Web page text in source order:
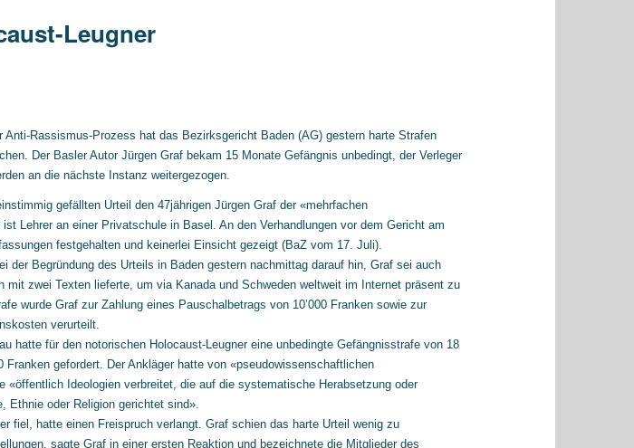
Leugner
Rassismus-Prozess hat das Bezirksgericht Baden (AG) gestern harte Strafen
Der Basler Autor Jürgen Graf bekam 15 Monate Gefängnis unbedingt, der Verleger
an die nächste Instanz weitergezogen.
gefällten Urteil den 47jährigen Jürgen Graf der «mehrfachen
Lehrer an einer Privatschule in Basel. An den Verhandlungen vor dem Gericht am
festgehalten und keinerlei Einsicht gezeigt (BaZ vom 17. Juli).
der Begründung des Urteils in Baden gestern nachmittag darauf hin, Graf sei auch
mit zwei Texten lieferte, um via Kanada und Schweden weltweit im Internet präsent zu
wurde Graf zur Zahlung eines Pauschalbetrags von 10’000 Franken sowie zur
verurteilt.
hatte für den notorischen Holocaust-Leugner eine unbedingte Gefängnisstrafe von 18
Franken gefordert. Der Ankläger hatte von «pseudowissenschaftlichen
«öffentlich Ideologien verbreitet, die auf die systematische Herabsetzung oder
Ethnie oder Religion gerichtet sind».
fiel, hatte einen Freispruch verlangt. Graf schien das harte Urteil wenig zu
sagte Graf in einer ersten Reaktion und bezeichnete die Mitglieder des